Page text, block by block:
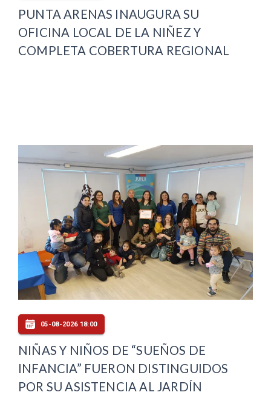
PUNTA ARENAS INAUGURA SU
OFICINA LOCAL DE LA NIÑEZ Y
COMPLETA COBERTURA REGIONAL
05-08-2026 18:00
NIÑAS Y NIÑOS DE “SUEÑOS DE
INFANCIA” FUERON DISTINGUIDOS
POR SU ASISTENCIA AL JARDÍN